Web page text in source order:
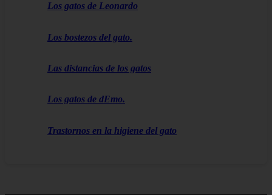
Los gatos de Leonardo
Los bostezos del gato.
Las distancias de los gatos
Los gatos de dEmo.
Trastornos en la higiene del gato